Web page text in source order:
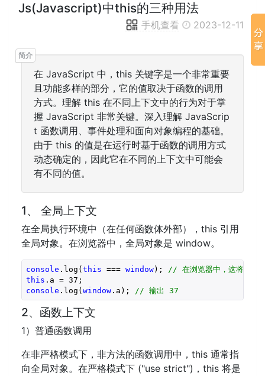
Js(Javascript)中this的三种用法
手机查看 2023-12-11
在 JavaScript 中，this 关键字是一个非常重要
且功能多样的部分，它的值取决于函数的调用
方式。理解 this 在不同上下文中的行为对于掌
握 JavaScript 非常关键。深入理解 JavaScrip
t 函数调用、事件处理和面向对象编程的基础。
由于 this 的值是在运行时基于函数的调用方式
动态确定的，因此它在不同的上下文中可能会
有不同的值。
1、 全局上下文
在全局执行环境中（在任何函数体外部），this 引用
全局对象。在浏览器中，全局对象是 window。
console .log(this === window);
// 在浏览器中，这将输
this .a = 37
console .log(window.a); // 输出 37
2、函数上下文
1）普通函数调用
在非严格模式下，非方法的函数调用中，this 通常指
向全局对象。在严格模式下 ("use strict")，this 将是